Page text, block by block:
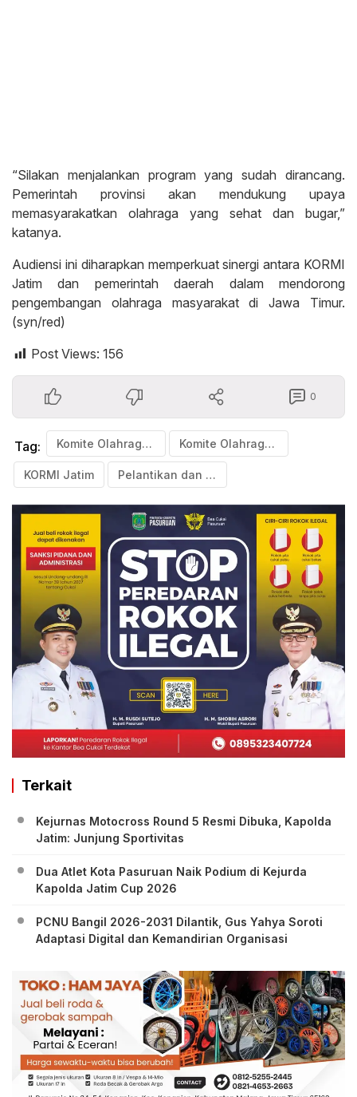
“Silakan menjalankan program yang sudah dirancang.
Pemerintah provinsi akan mendukung upaya
memasyarakatkan olahraga yang sehat dan bugar,”
katanya.
Audiensi ini diharapkan memperkuat sinergi antara KORMI
Jatim dan pemerintah daerah dalam mendorong
pengembangan olahraga masyarakat di Jawa Timur.
(syn/red)
Post Views: 156
0
Tag: Komite Olahraga Masyarakat Indonesia (KORMI) Komite Olahraga Masyarakat Indonesia (KORMI) Jawa Timur
KORMI Jatim Pelantikan dan Program GEMAR 2026
Terkait
Kejurnas Motocross Round 5 Resmi Dibuka, Kapolda
Jatim: Junjung Sportivitas
Dua Atlet Kota Pasuruan Naik Podium di Kejurda
Kapolda Jatim Cup 2026
PCNU Bangil 2026-2031 Dilantik, Gus Yahya Soroti
Adaptasi Digital dan Kemandirian Organisasi